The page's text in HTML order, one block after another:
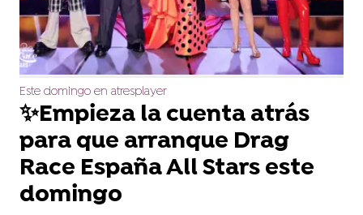
Este domingo en atresplayer
✨Empieza la cuenta atrás
para que arranque Drag
Race España All Stars este
domingo